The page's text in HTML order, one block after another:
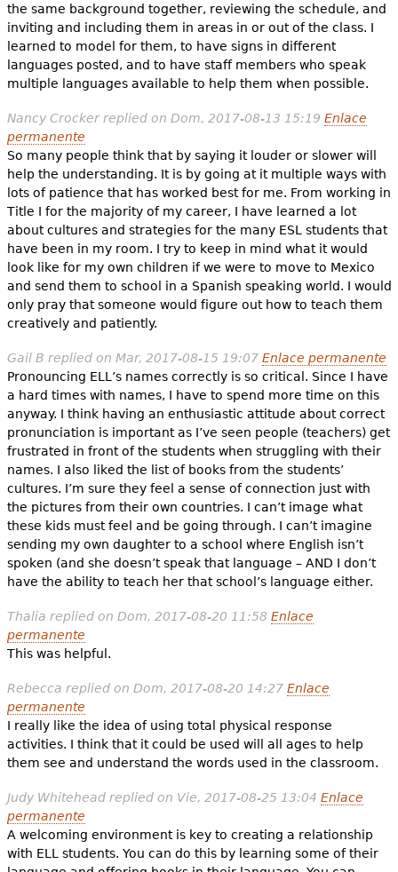
the same background together, reviewing the schedule, and
inviting and including them in areas in or out of the class. I
learned to model for them, to have signs in different
languages posted, and to have staff members who speak
multiple languages available to help them when possible.
Nancy Crockerreplied on Dom, 2017-08-13 15:19 Enlace
permanente
So many people think that by saying it louder or slower will
help the understanding. It is by going at it multiple ways with
lots of patience that has worked best for me. From working in
Title I for the majority of my career, I have learned a lot
about cultures and strategies for the many ESL students that
have been in my room. I try to keep in mind what it would
look like for my own children if we were to move to Mexico
and send them to school in a Spanish speaking world. I would
only pray that someone would figure out how to teach them
creatively and patiently.
Gail B replied on Mar, 2017-08-15 19:07 Enlace permanente
Pronouncing ELL’s names correctly is so critical. Since I have
a hard times with names, I have to spend more time on this
anyway. I think having an enthusiastic attitude about correct
pronunciation is important as I’ve seen people (teachers) get
frustrated in front of the students when struggling with their
names. I also liked the list of books from the students’
cultures. I’m sure they feel a sense of connection just with
the pictures from their own countries. I can’t image what
these kids must feel and be going through. I can’t imagine
sending my own daughter to a school where English isn’t
spoken (and she doesn’t speak that language – AND I don’t
have the ability to teach her that school’s language either.
Thalia replied on Dom, 2017-08-20 11:58 Enlace
permanente
This was helpful.
Rebecca replied on Dom, 2017-08-20 14:27 Enlace
permanente
I really like the idea of using total physical response
activities. I think that it could be used will all ages to help
them see and understand the words used in the classroom.
Judy Whiteheadreplied on Vie, 2017-08-25 13:04 Enlace
permanente
A welcoming environment is key to creating a relationship
with ELL students. You can do this by learning some of their